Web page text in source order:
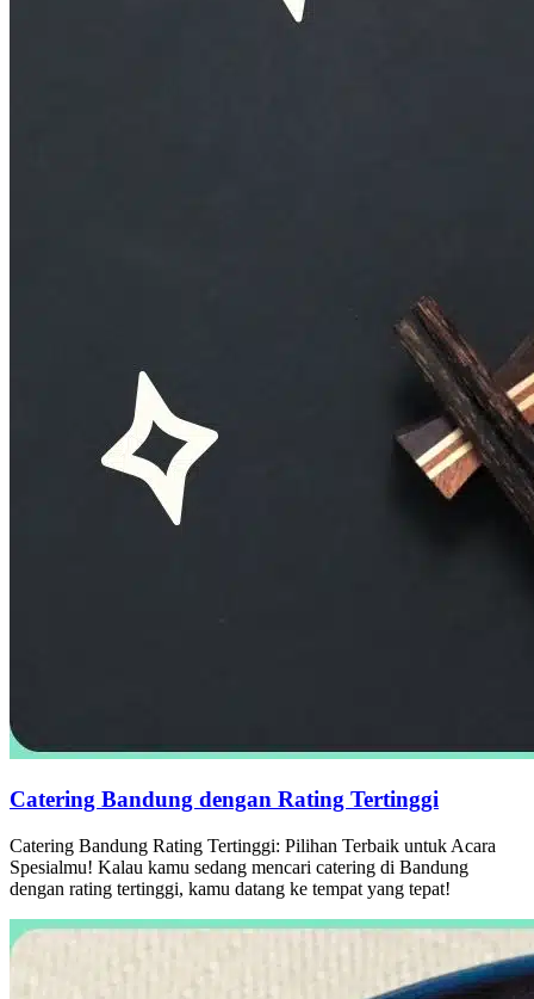
Catering Bandung dengan Rating Tertinggi
Catering Bandung Rating Tertinggi: Pilihan Terbaik untuk Acara
Spesialmu! Kalau kamu sedang mencari catering di Bandung
dengan rating tertinggi, kamu datang ke tempat yang tepat!